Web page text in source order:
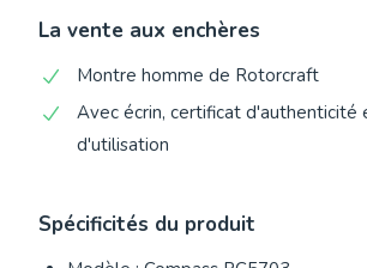
La vente aux enchères
Montre homme de Rotorcraft
Avec écrin, certificat d'authenticité
d'utilisation
Spécificités du produit